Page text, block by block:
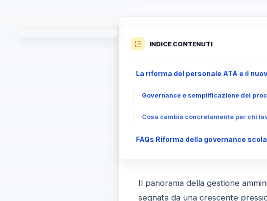
INDICE CONTENUTI
La riforma del personale ATA e il
Governance e semplificazione dei
Cosa cambia concretamente per chi
FAQs Riforma della governance
Il panorama della gestione
segnata da una crescente